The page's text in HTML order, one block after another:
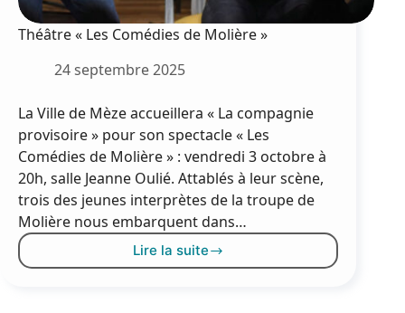
Théâtre « Les Comédies de Molière »
24 septembre 2025
La Ville de Mèze accueillera « La compagnie
provisoire » pour son spectacle « Les
Comédies de Molière » : vendredi 3 octobre à
20h, salle Jeanne Oulié. Attablés à leur scène,
trois des jeunes interprètes de la troupe de
Molière nous embarquent dans…
Lire la suite
Théâtre